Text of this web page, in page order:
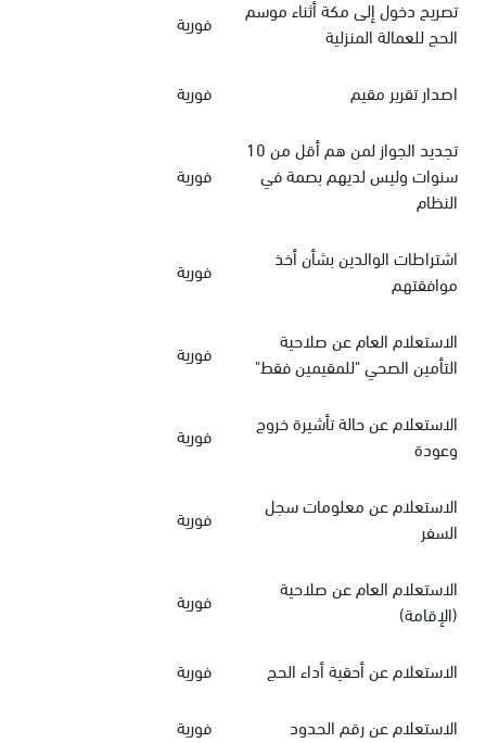
تصريح دخول إلى مكة أثناء موسم
الحج للعمالة المنزلية
فورية
اصدار تقرير مقيم
فورية
تجديد الجواز لمن هم أقل من 10
سنوات وليس لديهم بصمة في
النظام
فورية
اشتراطات الوالدين بشأن أخذ
موافقتهم
فورية
الاستعلام العام عن صلاحية
التأمين الصحي "للمقيمين فقط"
فورية
الاستعلام عن حالة تأشيرة خروج
وعودة
فورية
الاستعلام عن معلومات سجل
السفر
فورية
الاستعلام العام عن صلاحية
(الإقامة)
فورية
الاستعلام عن أحقية أداء الحج
فورية
الاستعلام عن رقم الحدود
فورية